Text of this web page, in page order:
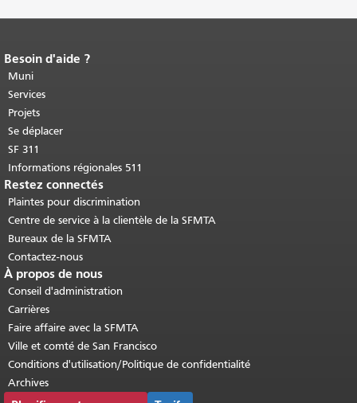
Fin du contenu de la page.
cette page se répète sur chaque page.
Retour au haut du contenu principal
Besoin d'aide ?
Muni
Services
Projets
Se déplacer
SF 311
Informations régionales 511
Restez connectés
Plaintes pour discrimination
Centre de service à la clientèle de la SFMTA
Bureaux de la SFMTA
Contactez-nous
À propos de nous
Conseil d'administration
Carrières
Faire affaire avec la SFMTA
Ville et comté de San Francisco
Conditions d'utilisation/Politique de confidentialité
Archives